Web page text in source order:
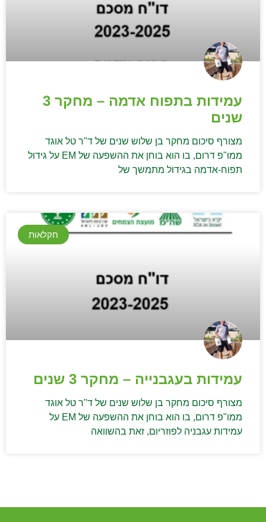
עמידות בתפוח אדמה – מחקר 3
שנים
מצורף סיכום מחקר בן שלוש שנים של ד"ר טל אוגד
ממו"פ דרום, בו הוא בוחן את ההשפעה של EM על גידול
תפוח-אדמה בגידול מתמשך של
חקלאות
עמידות בעגבנייה – מחקר 3 שנים
מצורף סיכום מחקר בן שלוש שנים של ד"ר טל אוגד
ממו"פ דרום, בו הוא בוחן את ההשפעה של EM על
עמידות עגבניה לפוזריום, זאת בהשוואה